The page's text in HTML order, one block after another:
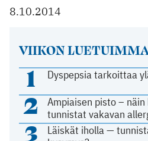
8.10.2014
VIIKON
1 Dyspepsia tarkoittaa
2
Ampiaisen pisto –
tunnistat vakavan
3
Läiskät iholla —